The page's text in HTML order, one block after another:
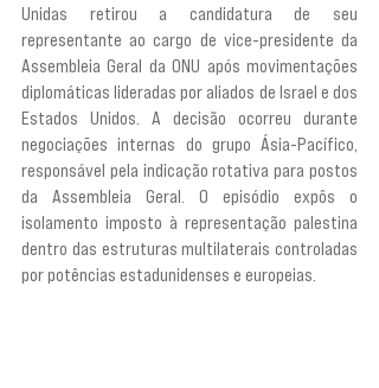
Unidas retirou a candidatura de seu
representante ao cargo de vice-presidente da
Assembleia Geral da ONU após movimentações
diplomáticas lideradas por aliados de Israel e dos
Estados Unidos. A decisão ocorreu durante
negociações internas do grupo Ásia-Pacífico,
responsável pela indicação rotativa para postos
da Assembleia Geral. O episódio expôs o
isolamento imposto à representação palestina
dentro das estruturas multilaterais controladas
por potências estadunidenses e europeias.